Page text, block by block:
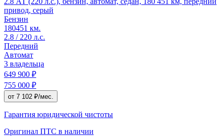
привод, серый
Бензин
180451 км.
2.8 / 220 л.с.
Передний
Автомат
3 владельца
649 900 ₽
755 000 ₽
от 7 102 ₽/мес.
Гарантия юридической чистоты
Оригинал ПТС в наличии